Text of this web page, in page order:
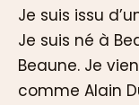
Je suis issu
Je suis né à
Beaune. Je
comme Alain